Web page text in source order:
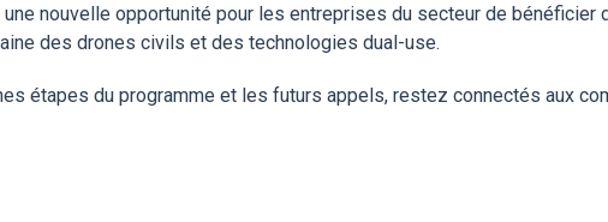
nouvelle opportunité pour les entreprises du secteur de bénéficier
des drones civils et des technologies dual-use.
étapes du programme et les futurs appels, restez connectés aux